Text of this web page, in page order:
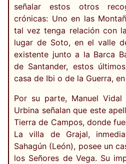
señalar estos otros
crónicas: Uno en las
tal vez tenga relación con
lugar de Soto, en el valle
existente junto a la Barca
de Santander, estos
casa de Ibi o de la Guerra,
Por su parte, Manuel
Urbina señalan que este
Tierra de Campos, donde
La villa de Grajal,
Sahagún (León), posee un
los Señores de Vega. Su